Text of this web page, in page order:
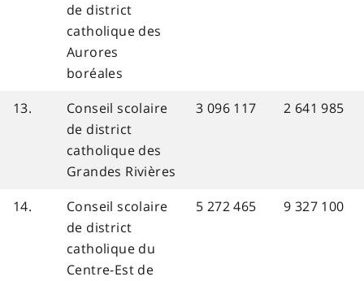
de district
catholique des
Aurores
boréales
13.
Conseil scolaire
de district
catholique des
Grandes Rivières
3 096 117 2 641 985
14.
Conseil scolaire
de district
catholique du
Centre-Est de
5 272 465 9 327 100